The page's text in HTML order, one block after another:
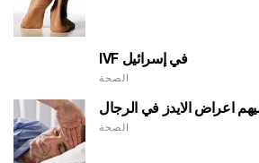
IVF في إسرائيل
الصحة
اعراض الايدز في الرجال
الصحة